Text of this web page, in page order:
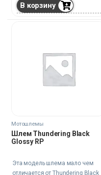
В корзину
Мотошлемы
Шлем Thundering Black
Glossy RP
Эта модель шлема мало чем
отличается от Thundering Black